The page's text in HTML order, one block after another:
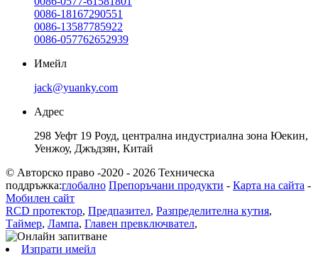
0086-18167290551
0086-13587785922
0086-057762652939
Имейл
jack@yuanky.com
Адрес
298 Уефт 19 Роуд, централна индустриална зона Юекин,
Уенжоу, Джъдзян, Китай
© Авторско право -2020 - 2026 Техническа
поддръжка:глобално Препоръчани продукти - Карта на сайта -
Мобилен сайт
RCD протектор, Предпазител, Разпределителна кутия,
Таймер, Лампа, Главен превключвател,
Изпрати имейл